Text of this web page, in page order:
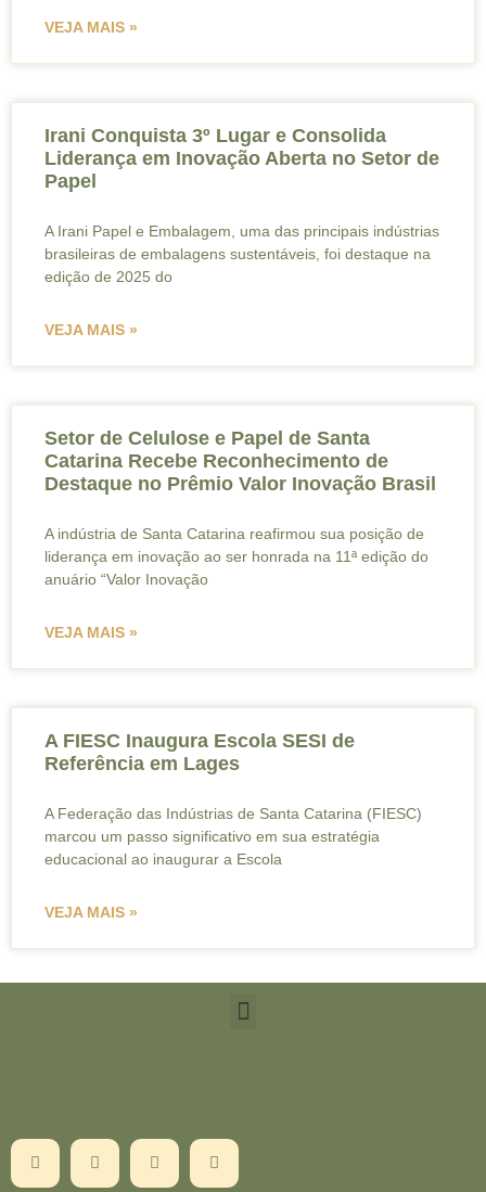
VEJA MAIS »
Irani Conquista 3º Lugar e Consolida
Liderança em Inovação Aberta no Setor de
Papel
A Irani Papel e Embalagem, uma das principais indústrias
brasileiras de embalagens sustentáveis, foi destaque na
edição de 2025 do
VEJA MAIS »
Setor de Celulose e Papel de Santa
Catarina Recebe Reconhecimento de
Destaque no Prêmio Valor Inovação Brasil
A indústria de Santa Catarina reafirmou sua posição de
liderança em inovação ao ser honrada na 11ª edição do
anuário “Valor Inovação
VEJA MAIS »
A FIESC Inaugura Escola SESI de
Referência em Lages
A Federação das Indústrias de Santa Catarina (FIESC)
marcou um passo significativo em sua estratégia
educacional ao inaugurar a Escola
VEJA MAIS »